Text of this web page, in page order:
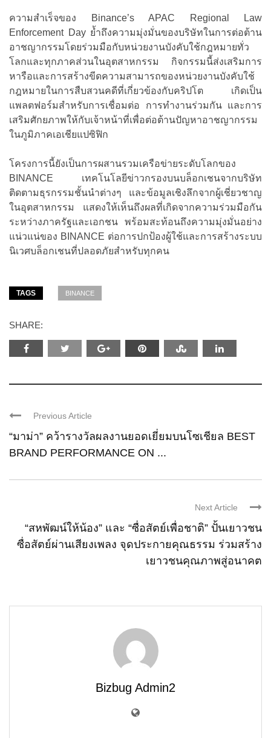
ความสำเร็จของ Binance’s APAC Regional Law
Enforcement Day ย้ำถึงความมุ่งมั่นของบริษัทในการต่อต้าน
อาชญากรรมโดยร่วมมือกับหน่วยงานบังคับใช้กฎหมายทั่ว
โลกและทุกภาคส่วนในอุตสาหกรรม กิจกรรมนี้ส่งเสริมการ
หารือและการสร้างขีดความสามารถของหน่วยงานบังคับใช้
กฎหมายในการสืบสวนคดีที่เกี่ยวข้องกับคริปโต เกิดเป็น
แพลตฟอร์มสำหรับการเชื่อมต่อ การทำงานร่วมกัน และการ
เสริมศักยภาพให้กับเจ้าหน้าที่เพื่อต่อต้านปัญหาอาชญากรรม
ในภูมิภาคเอเชียแปซิฟิก
โครงการนี้ยังเป็นการผสานรวมเครือข่ายระดับโลกของ
BINANCE เทคโนโลยีข่าวกรองบนบล็อกเชนจากบริษัท
ติดตามธุรกรรมชั้นนำต่างๆ และข้อมูลเชิงลึกจากผู้เชี่ยวชาญ
ในอุตสาหกรรม แสดงให้เห็นถึงผลที่เกิดจากความร่วมมือกัน
ระหว่างภาครัฐและเอกชน พร้อมสะท้อนถึงความมุ่งมั่นอย่าง
แน่วแน่ของ BINANCE ต่อการปกป้องผู้ใช้และการสร้างระบบ
นิเวศบล็อกเชนที่ปลอดภัยสำหรับทุกคน
TAGS BINANCE
SHARE:
Previous Article
“มาม่า” คว้ารางวัลผลงานยอดเยี่ยมบนโซเชียล BEST
BRAND PERFORMANCE ON ...
Next Article
“สหพัฒน์ให้น้อง” และ “ซื่อสัตย์เพื่อชาติ” ปั้นเยาวชน
ซื่อสัตย์ผ่านเสียงเพลง จุดประกายคุณธรรม ร่วมสร้าง
เยาวชนคุณภาพสู่อนาคต
Bizbug Admin2